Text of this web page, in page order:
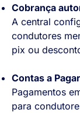
Cobrança
A central
condutores
pix ou
Contas a
Pagamentos
para